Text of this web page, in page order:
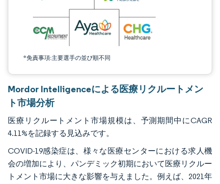
*免責事項:主要選手の並び順不同
Mordor Intelligenceによる医療リクルートメン
ト市場分析
医療リクルートメント市場規模は、予測期間中にCAGR
4.11%を記録する見込みです。
COVID-19感染症は、様々な医療センターにおける求人機
会の増加により、パンデミック初期において医療リクルー
トメント市場に大きな影響を与えました。例えば、2021年